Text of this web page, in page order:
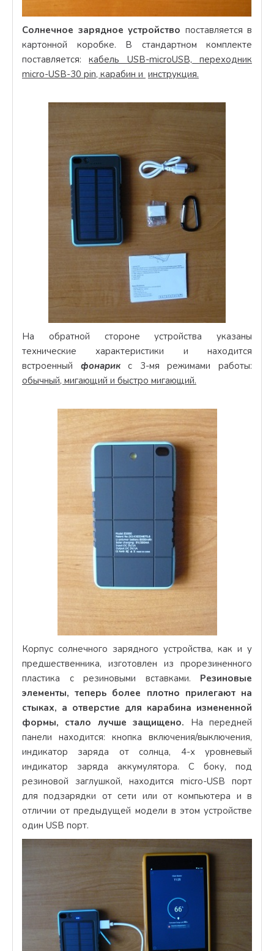
Солнечное зарядное устройство поставляется в
картонной коробке. В стандартном комплекте
поставляется:кабель USB-microUSB, переходник
micro-USB-30 pin, карабин и инструкция.
На обратной стороне устройства указаны
технические характеристики и находится
встроенный фонарикс 3-мя режимами работы:
обычный, мигающий и быстро мигающий.
Корпус солнечного зарядного устройства, как и у
предшественника, изготовлен из прорезиненного
пластика с резиновыми вставками. Резиновые
элементы, теперь более плотно прилегают на
стыках, а отверстие для карабина измененной
формы, стало лучше защищено. На передней
панели находится: кнопка включения/выключения,
индикатор заряда от солнца, 4-х уровневый
индикатор заряда аккумулятора. С боку, под
резиновой заглушкой, находится micro-USB порт
для подзарядки от сети или от компьютера и в
отличии от предыдущей модели в этом устройстве
один USB порт.